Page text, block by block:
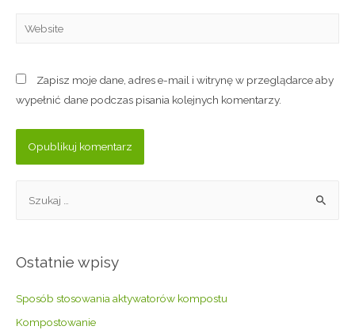
Zapisz moje dane, adres e-mail i witrynę w przeglądarce aby
wypełnić dane podczas pisania kolejnych komentarzy.
Ostatnie wpisy
Sposób stosowania aktywatorów kompostu
Kompostowanie